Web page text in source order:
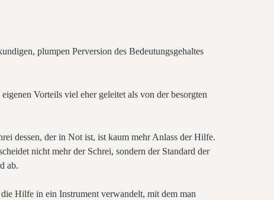
plumpen Perversion des Bedeutungsgehaltes
Vorteils viel eher geleitet als von der besorgten
dessen, der in Not ist, ist kaum mehr Anlass der Hilfe.
nicht mehr der Schrei, sondern der Standard der
ab.
Hilfe in ein Instrument verwandelt, mit dem man